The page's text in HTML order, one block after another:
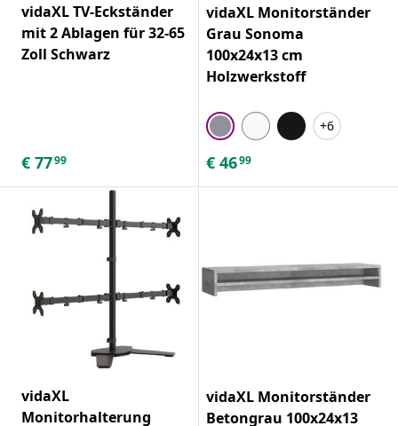
vidaXL TV-Eckständer
mit 2 Ablagen für 32-65
Zoll Schwarz
€ 7799
vidaXL Monitorständer
Grau Sonoma
100x24x13 cm
Holzwerkstoff
+6
€ 4699
vidaXL
Monitorhalterung
vidaXL Monitorständer
Betongrau 100x24x13